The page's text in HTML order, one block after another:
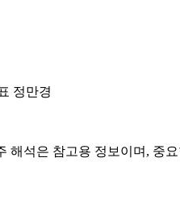
정만경
해석은 참고용 정보이며, 중